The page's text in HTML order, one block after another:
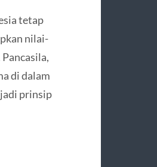
tetap
nilai-
di dalam
prinsip